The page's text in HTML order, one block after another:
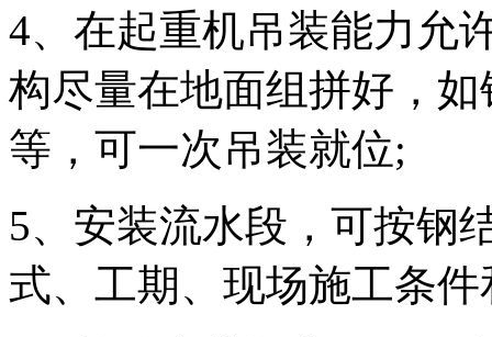
4、在起重机吊装能力允
构尽量在地面组拼好，
等，可一次吊装就位;
5、安装流水段，可按钢
式、工期、现场施工条